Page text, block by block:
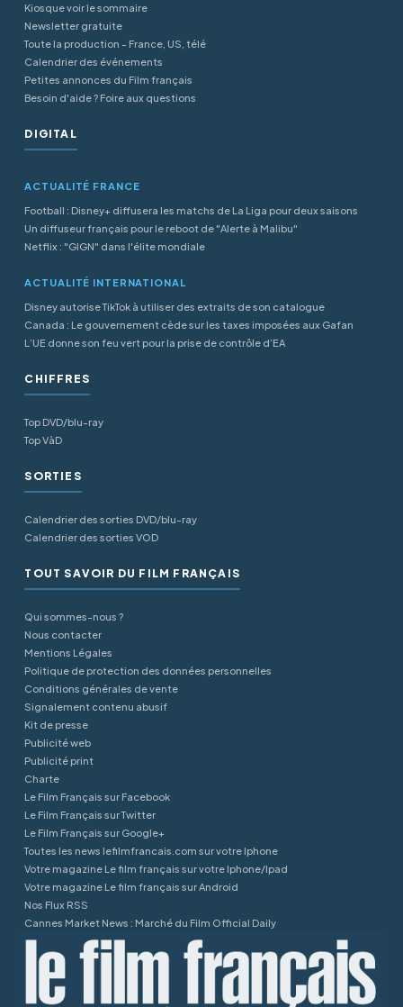
Kiosque voir le sommaire
Newsletter gratuite
Toute la production - France, US, télé
Calendrier des événements
Petites annonces du Film français
Besoin d'aide ? Foire aux questions
DIGITAL
ACTUALITÉ FRANCE
Football : Disney+ diffusera les matchs de La Liga pour deux saisons
Un diffuseur français pour le reboot de "Alerte à Malibu"
Netflix : "GIGN" dans l'élite mondiale
ACTUALITÉ INTERNATIONAL
Disney autorise TikTok à utiliser des extraits de son catalogue
Canada : Le gouvernement cède sur les taxes imposées aux Gafan
L’UE donne son feu vert pour la prise de contrôle d’EA
CHIFFRES
Top DVD/blu-ray
Top VàD
SORTIES
Calendrier des sorties DVD/blu-ray
Calendrier des sorties VOD
TOUT SAVOIR DU FILM FRANÇAIS
Qui sommes-nous ?
Nous contacter
Mentions Légales
Politique de protection des données personnelles
Conditions générales de vente
Signalement contenu abusif
Kit de presse
Publicité web
Publicité print
Charte
Le Film Français sur Facebook
Le Film Français sur Twitter
Le Film Français sur Google+
Toutes les news lefilmfrancais.com sur votre Iphone
Votre magazine Le film français sur votre Iphone/Ipad
Votre magazine Le film français sur Android
Nos Flux RSS
Cannes Market News : Marché du Film Official Daily